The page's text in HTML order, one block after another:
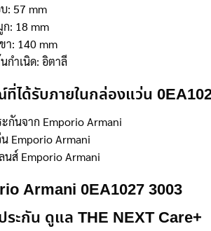
: 57 mm
: 18 mm
า: 140 mm
กำเนิด: อิตาลี
ได้รับภายในกล่องแว่น
กันจาก Emporio Armani
Emporio Armani
นส์ Emporio Armani
Armani 0EA1027 3003
ระกัน ดูแล THE NEXT Care+